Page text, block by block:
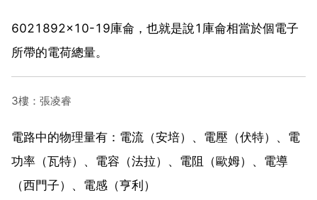
6021892×10-19庫侖，也就是說1庫侖相當於個電子
所帶的電荷總量。
3樓：張凌睿
電路中的物理量有：電流（安培）、電壓（伏特）、電
功率（瓦特）、電容（法拉）、電阻（歐姆）、電導
（西門子）、電感（亨利）